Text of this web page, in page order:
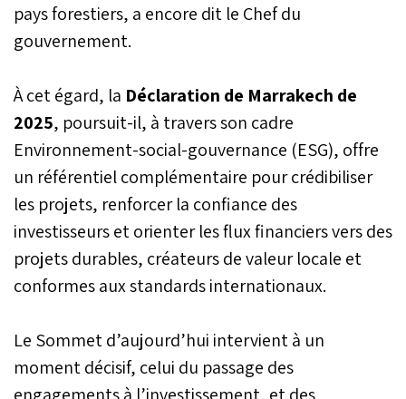
pays forestiers, a encore dit le Chef du
gouvernement.
À cet égard, la Déclaration de Marrakech de
2025, poursuit-il, à travers son cadre
Environnement-social-gouvernance (ESG), offre
un référentiel complémentaire pour crédibiliser
les projets, renforcer la confiance des
investisseurs et orienter les flux financiers vers des
projets durables, créateurs de valeur locale et
conformes aux standards internationaux.
Le Sommet d’aujourd’hui intervient à un
moment décisif, celui du passage des